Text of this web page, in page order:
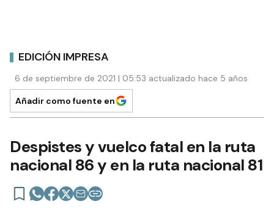
EDICIÓN IMPRESA
6 de septiembre de 2021 | 05:53 actualizado hace 5 años
Añadir como fuente en
Despistes y vuelco fatal en la ruta
nacional 86 y en la ruta nacional 81